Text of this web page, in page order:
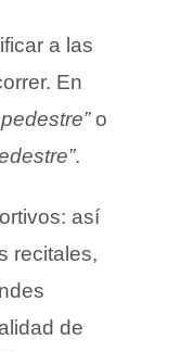
a las
En
o
.
así
recitales,
de